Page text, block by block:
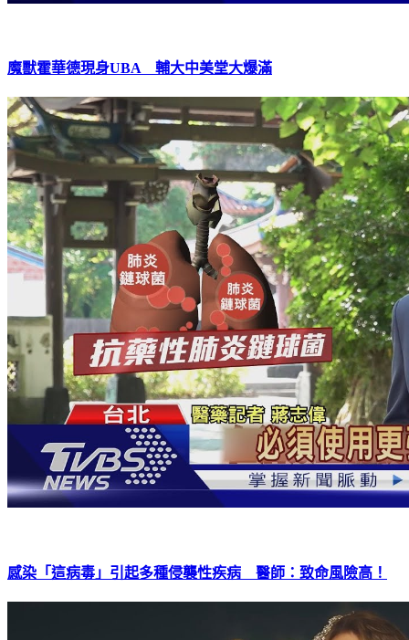
魔獸霍華德現身UBA 輔大中美堂大爆滿
感染「這病毒」引起多種侵襲性疾病 醫師：致命風險高！